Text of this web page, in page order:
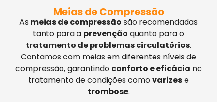
Meias de Compressão
As meias de compressão são recomendadas
tanto para a prevenção quanto para o
tratamento de problemas circulatórios.
Contamos com meias em diferentes níveis de
compressão, garantindo conforto e eficácia no
tratamento de condições comovarizese
trombose.